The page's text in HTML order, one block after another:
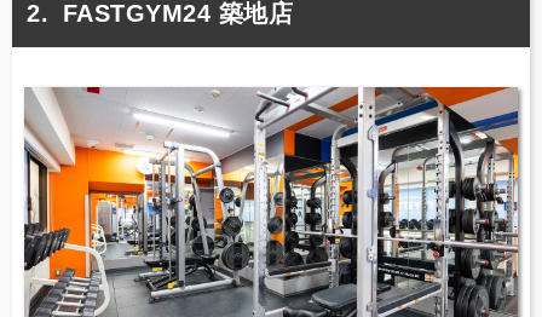
FASTGYM24 築地店